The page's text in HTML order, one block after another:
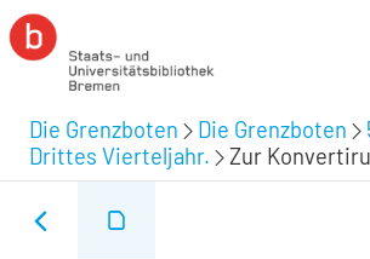
Die Grenzboten Die Grenzboten
Drittes Vierteljahr.
Zur